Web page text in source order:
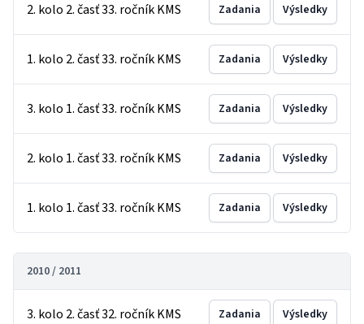
2. kolo 2. časť 33. ročník KMS Zadania Výsledky
1. kolo 2. časť 33. ročník KMS Zadania Výsledky
3. kolo 1. časť 33. ročník KMS Zadania Výsledky
2. kolo 1. časť 33. ročník KMS Zadania Výsledky
1. kolo 1. časť 33. ročník KMS Zadania Výsledky
2010 / 2011
3. kolo 2. časť 32. ročník KMS Zadania Výsledky